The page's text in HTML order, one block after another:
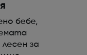
бебе,
за